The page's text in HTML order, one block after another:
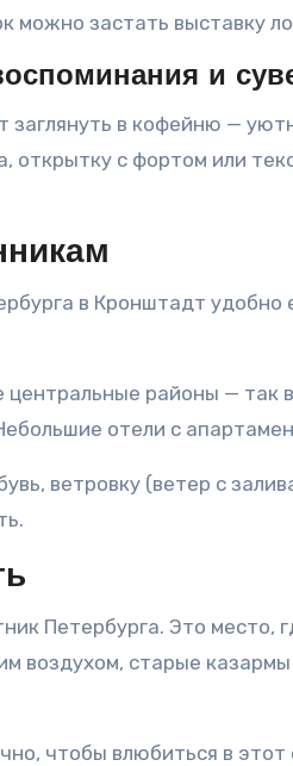
можно застать выставку
и
заглянуть в кофейню —
открытку с фортом или
в Кронштадт
центральные районы — так
отели с
ветровку (ветер с
Петербурга. Это место,
воздухом, старые
чтобы влюбиться в этот